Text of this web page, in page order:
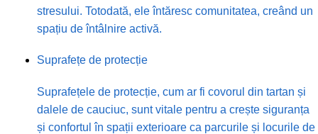
stresului. Totodată, ele întăresc comunitatea, creând un
spațiu de întâlnire activă.
Suprafețe de protecție
Suprafețele de protecție, cum ar fi covorul din tartan și
dalele de cauciuc, sunt vitale pentru a crește siguranța
și confortul în spații exterioare ca parcurile și locurile de